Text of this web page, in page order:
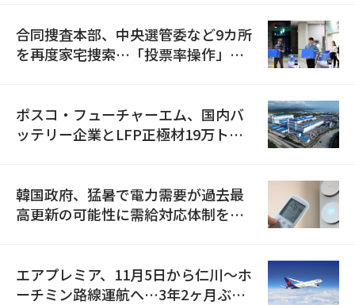
合同捜査本部、中央選管委など9カ所
を再度家宅捜索…「投票率操作」の
ポスコ・フューチャーエム、国内バ
ッテリー企業とLFP正極材19万トン
韓国政府、猛暑で電力需要が過去最
高更新の可能性に需給対応体制を点
エアプレミア、11月5日から仁川〜ホ
ーチミン路線運航へ…3年2ヶ月ぶり